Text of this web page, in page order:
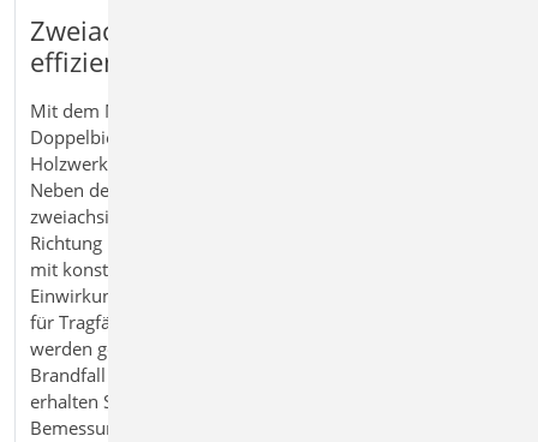
Zweiachsig beanspruchte Holzträger
effizient bemessen
Mit dem Modul S322.de Holz‑Durchlaufträger,
Doppelbiegung bemessen Sie Träger aus Holz und
Holzwerkstoffen nach Eurocode 5 direkt in der BauStatik.
Neben der einachsigen Beanspruchung wird auch die
zweiachsige Biegung in horizontaler und vertikaler
Richtung berücksichtigt. Einfeld- und Durchlaufsysteme
mit konstantem Querschnitt werden unter realistischen
Einwirkungen untersucht. Alle erforderlichen Nachweise
für Tragfähigkeit, Stabilität und Gebrauchstauglichkeit
werden geführt. Ergänzend kann eine Bemessung im
Brandfall vorgenommen werden. Mit dem Modul
erhalten Sie eine leistungsfähige Lösung für die
Bemessung anspruchsvoller Träger im Holzbau.